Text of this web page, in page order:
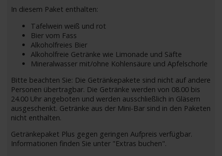
In diesem Paket enthalten:
Tafelwein weiß und rot
Bier vom Fass
Alkoholfreies Bier
Alkoholfreie Getränke wie Limonade und Säfte
Mineralwasser mit/ohne Kohlensäure und Apfelschorle
Bitte beachten Sie: Die Getränkepakete sind nicht auf andere
Personen übertragbar. Die Getränke werden von 08.00 bis
24.00 Uhr angeboten und werden ausschließlich in Gläsern
ausgeschenkt. Getränke aus der Mini-Bar sind in den Paketen
nicht enthalten.
Getränkepaket Plus gegen geringen Aufpreis verfügbar.
Informationen finden Sie unter "Extras buchen".